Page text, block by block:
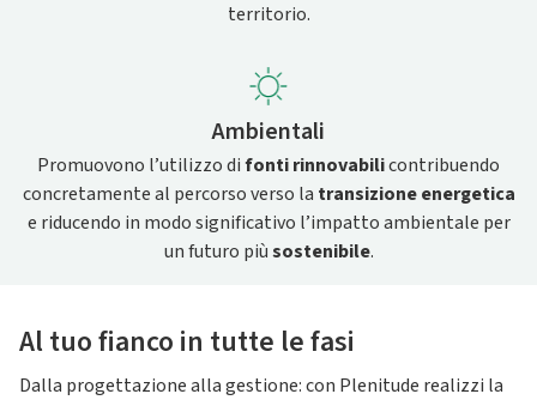
territorio.
Ambientali
Promuovono l’utilizzo difonti rinnovabilicontribuendo
concretamente al percorso verso la transizione energetica
e riducendo in modo significativo l’impatto ambientale per
un futuro piùsostenibile.
Al tuo fianco in tutte le fasi
Dalla progettazione alla gestione: con Plenitude realizzi la